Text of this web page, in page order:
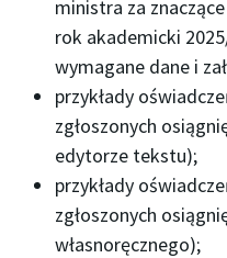
ministra za
rok akademicki
wymagane​ dane​ i
przykłady
zgłoszonych
edytorze tekstu);
przykłady
zgłoszonych
własnoręcznego);